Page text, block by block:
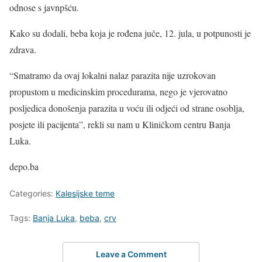
odnose s javnpšću.
Kako su dodali, beba koja je rođena juče, 12. jula, u potpunosti je
zdrava.
“Smatramo da ovaj lokalni nalaz parazita nije uzrokovan
propustom u medicinskim procedurama, nego je vjerovatno
posljedica donošenja parazita u voću ili odjeći od strane osoblja,
posjete ili pacijenta”, rekli su nam u Kliničkom centru Banja
Luka.
depo.ba
Categories: Kalesijske teme
Tags: Banja Luka, beba, crv
Leave a Comment